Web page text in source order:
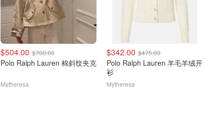
$504.00 $700.00
Polo Ralph Lauren 棉斜纹夹克
Mytheresa
$342.00 $475.00
Polo Ralph Lauren 羊毛羊绒开
衫
Mytheresa